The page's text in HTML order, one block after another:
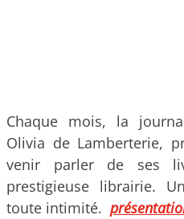
Chaque mois, la
Olivia de Lamberterie,
venir parler de ses
prestigieuse librairie.
toute intimité.